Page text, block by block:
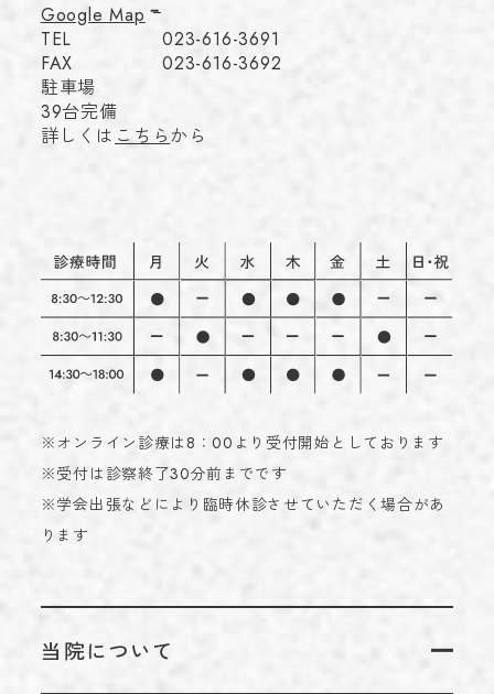
Google Map
TEL
023-616-3691
FAX
023-616-3692
駐車場
39台完備
詳しくは こちらから
※オンライン診療は8：00より受付開始としております
※受付は診察終了30分前までです
※学会出張などにより臨時休診させていただく場合があ
ります
当院について